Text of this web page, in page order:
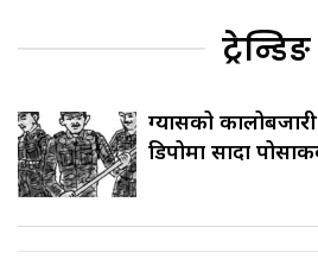
ट्रेन्डिङ
ग्यासको
डिपोमा सादा